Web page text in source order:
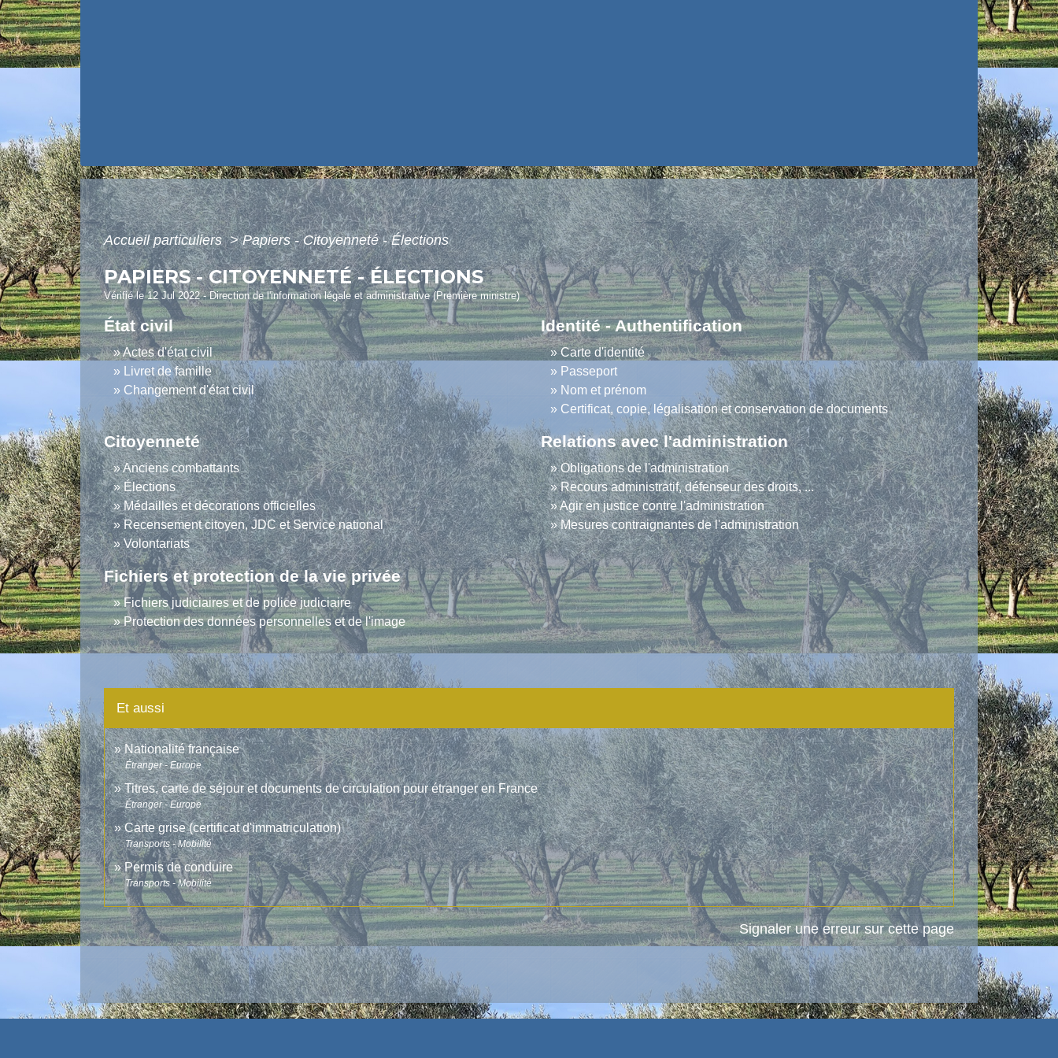
Accueil particuliers> Papiers - Citoyenneté - Élections
PAPIERS - CITOYENNETÉ - ÉLECTIONS
Vérifié le 12 Jul 2022 - Direction de l'information légale et administrative (Première ministre)
État civil
Actes d'état civil
Livret de famille
Changement d'état civil
Identité - Authentification
Carte d'identité
Passeport
Nom et prénom
Certificat, copie, légalisation et conservation de documents
Citoyenneté
Anciens combattants
Élections
Médailles et décorations officielles
Recensement citoyen, JDC et Service national
Volontariats
Relations avec l'administration
Obligations de l'administration
Recours administratif, défenseur des droits, ...
Agir en justice contre l'administration
Mesures contraignantes de l'administration
Fichiers et protection de la vie privée
Fichiers judiciaires et de police judiciaire
Protection des données personnelles et de l'image
Et aussi
Nationalité française
Étranger - Europe
Titres, carte de séjour et documents de circulation pour étranger en France
Étranger - Europe
Carte grise (certificat d'immatriculation)
Transports - Mobilité
Permis de conduire
Transports - Mobilité
Signaler une erreur sur cette page